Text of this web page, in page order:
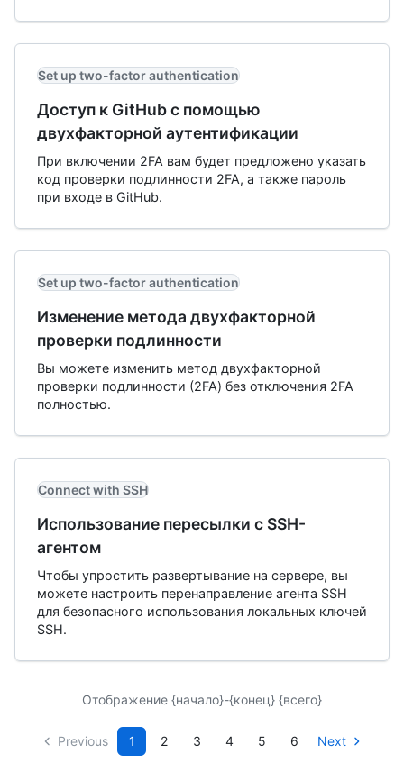
Set up two-factor authentication
Доступ к GitHub с помощью
двухфакторной аутентификации
При включении 2FA вам будет предложено указать
код проверки подлинности 2FA, а также пароль
при входе в GitHub.
Set up two-factor authentication
Изменение метода двухфакторной
проверки подлинности
Вы можете изменить метод двухфакторной
проверки подлинности (2FA) без отключения 2FA
полностью.
Connect with SSH
Использование пересылки с SSH-
агентом
Чтобы упростить развертывание на сервере, вы
можете настроить перенаправление агента SSH
для безопасного использования локальных ключей
SSH.
Отображение {начало}-{конец} {всего}
Previous 1 2 3 4 5 6 Next